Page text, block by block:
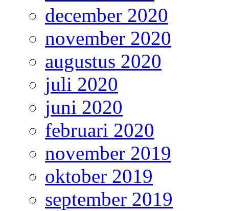
december 2020
november 2020
augustus 2020
juli 2020
juni 2020
februari 2020
november 2019
oktober 2019
september 2019